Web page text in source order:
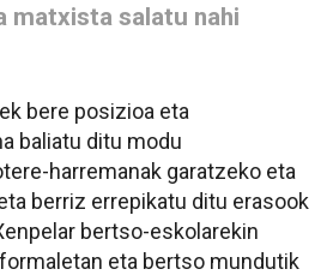
matxista salatu nahi
bere posizioa eta
baliatu ditu modu
harremanak garatzeko eta
berriz errepikatu ditu erasook
bertso-eskolarekin
eta bertso mundutik